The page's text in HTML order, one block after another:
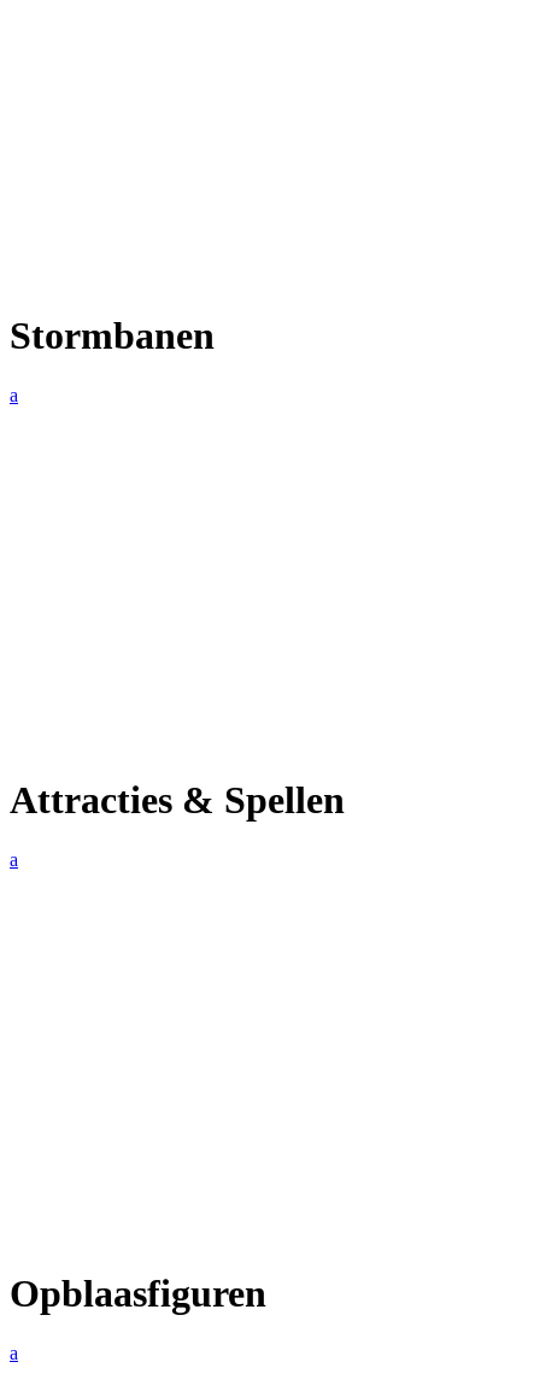
Stormbanen
a
Attracties & Spellen
a
Opblaasfiguren
a